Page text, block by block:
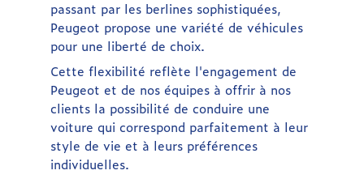
passant par les berlines sophistiquées,
Peugeot propose une variété de véhicules
pour une liberté de choix.
Cette flexibilité reflète l'engagement de
Peugeot et de nos équipes à offrir à nos
clients la possibilité de conduire une
voiture qui correspond parfaitement à leur
style de vie et à leurs préférences
individuelles.